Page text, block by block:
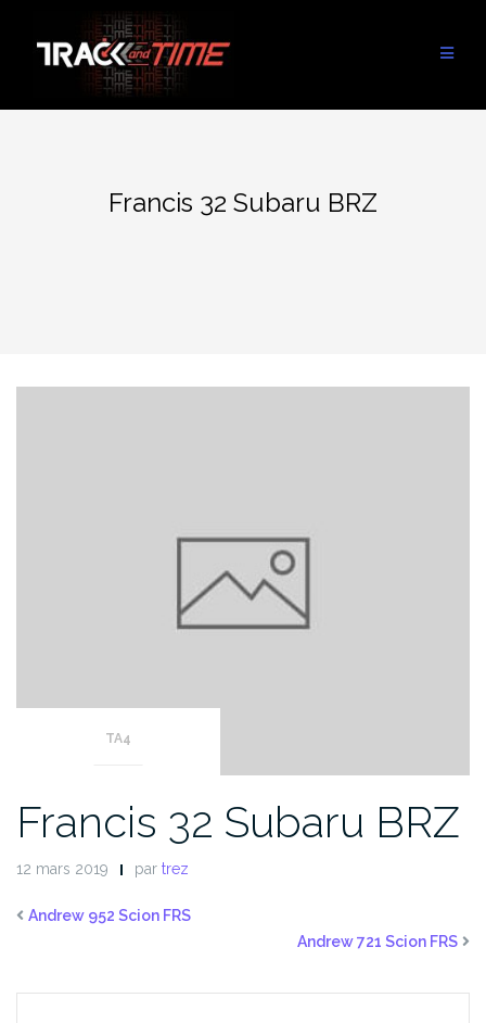
contenu
Francis 32 Subaru BRZ
TA4
Francis 32 Subaru BRZ
12 mars 2019 par trez
Andrew 952 Scion FRS
Andrew 721 Scion FRS